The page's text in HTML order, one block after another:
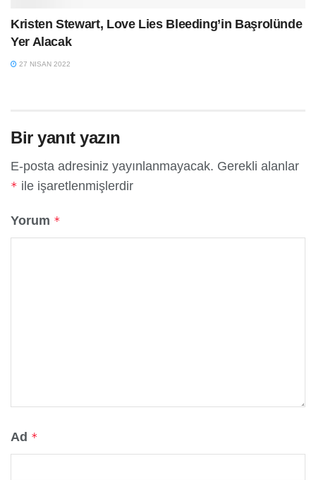
Kristen Stewart, Love Lies Bleeding’in Başrolünde
Yer Alacak
27 NISAN 2022
Bir yanıt yazın
E-posta adresiniz yayınlanmayacak. Gerekli alanlar
* ile işaretlenmişlerdir
Yorum *
Ad *